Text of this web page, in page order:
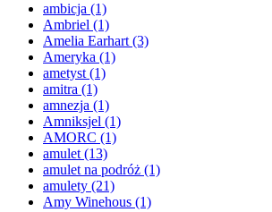
ambicja (1)
Ambriel (1)
Amelia Earhart (3)
Ameryka (1)
ametyst (1)
amitra (1)
amnezja (1)
Amniksjel (1)
AMORC (1)
amulet (13)
amulet na podróż (1)
amulety (21)
Amy Winehous (1)